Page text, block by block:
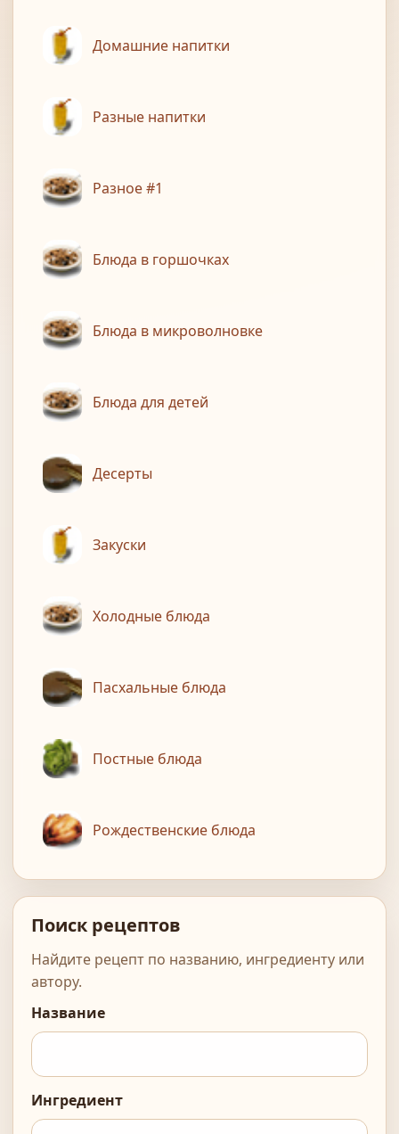
Домашние напитки
Разные напитки
Разное #1
Блюда в горшочках
Блюда в микроволновке
Блюда для детей
Десерты
Закуски
Холодные блюда
Пасхальные блюда
Постные блюда
Рождественские блюда
Поиск рецептов
Найдите рецепт по названию, ингредиенту или
автору.
Название
Ингредиент